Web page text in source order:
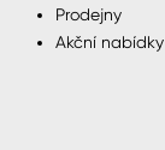
Prodejny
Akční nabídky